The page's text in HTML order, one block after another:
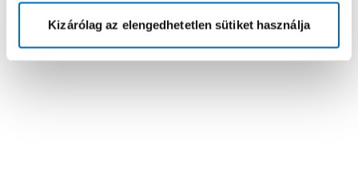
Kizárólag az elengedhetetlen sütiket használja